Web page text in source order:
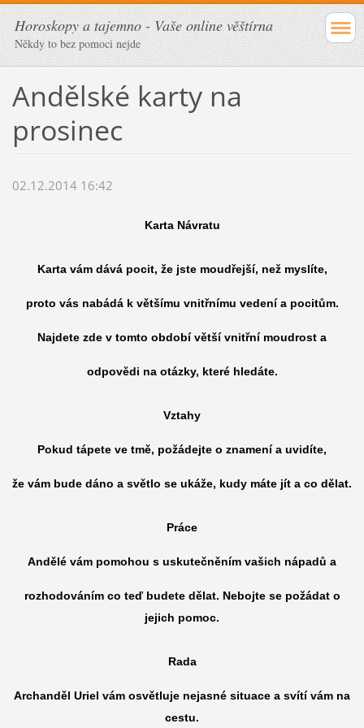
Horoskopy a tajemno - Vaše online věštírna
Někdy to bez pomoci nejde
Andělské karty na
prosinec
02.12.2014 16:42
Karta Návratu
Karta vám dává pocit, že jste moudřejší, než myslíte,
proto vás nabádá k většímu vnitřnímu vedení a pocitům.
Najdete zde v tomto období větší vnitřní moudrost a
odpovědi na otázky, které hledáte.
Vztahy
Pokud tápete ve tmě, požádejte o znamení a uvidíte,
že vám bude dáno a světlo se ukáže, kudy máte jít a co dělat.
Práce
Andělé vám pomohou s uskutečněním vašich nápadů a
rozhodováním co teď budete dělat. Nebojte se požádat o
jejich pomoc.
Rada
Archanděl Uriel vám osvětluje nejasné situace a svítí vám na
cestu.